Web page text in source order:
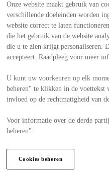
Onze website maakt gebruik van
verschillende doeleinden worden
website correct te laten
die het gebruik van de website
die u te zien krijgt personaliseren.
accepteert. Raadpleeg voor meer
U kunt uw voorkeuren op elk
beheren" te klikken in de voettekst
invloed op de rechtmatigheid van
Voor informatie over de derde
beheren".
Cookies beheren